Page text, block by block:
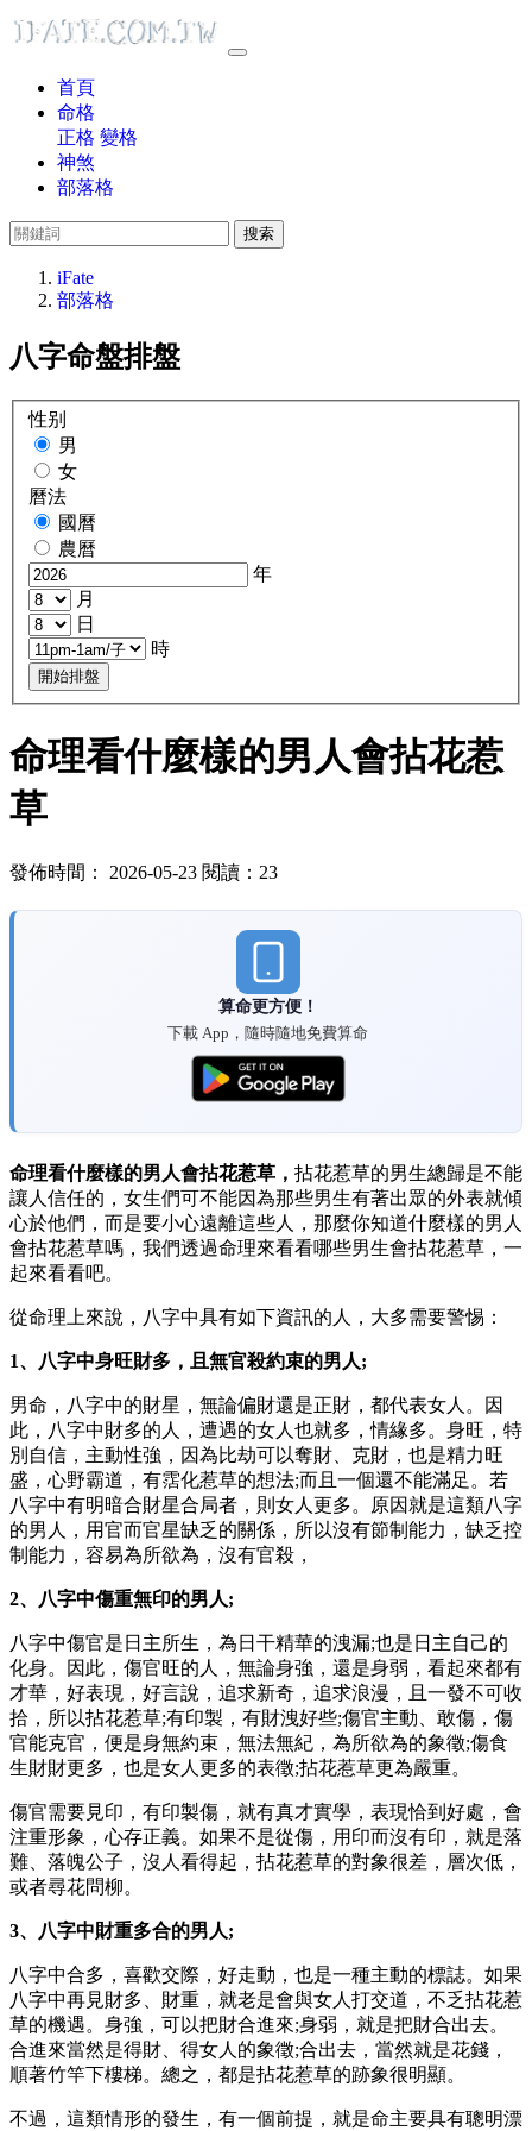
首頁
命格
正格 變格
神煞
部落格
搜索
iFate
部落格
八字命盤排盤
性别
男
女
曆法
國曆
農曆
年
月
日
時
開始排盤
命理看什麼樣的男人會拈花惹
草
發佈時間： 2026-05-23 閱讀：23
算命更方便！
下載 App，隨時隨地免費算命
命理看什麼樣的男人會拈花惹草， 拈花惹草的男生總歸是不能
讓人信任的，女生們可不能因為那些男生有著出眾的外表就傾
心於他們，而是要小心遠離這些人，那麼你知道什麼樣的男人
會拈花惹草嗎，我們透過命理來看看哪些男生會拈花惹草，一
起來看看吧。
從命理上來說，八字中具有如下資訊的人，大多需要警惕：
1、八字中身旺財多，且無官殺約束的男人;
男命，八字中的財星，無論偏財還是正財，都代表女人。因
此，八字中財多的人，遭遇的女人也就多，情緣多。身旺，特
別自信，主動性強，因為比劫可以奪財、克財，也是精力旺
盛，心野霸道，有霑化惹草的想法;而且一個還不能滿足。若
八字中有明暗合財星合局者，則女人更多。原因就是這類八字
的男人，用官而官星缺乏的關係，所以沒有節制能力，缺乏控
制能力，容易為所欲為，沒有官殺，
2、八字中傷重無印的男人;
八字中傷官是日主所生，為日干精華的洩漏;也是日主自己的
化身。因此，傷官旺的人，無論身強，還是身弱，看起來都有
才華，好表現，好言說，追求新奇，追求浪漫，且一發不可收
拾，所以拈花惹草;有印製，有財洩好些;傷官主動、敢傷，傷
官能克官，便是身無約束，無法無紀，為所欲為的象徵;傷食
生財財更多，也是女人更多的表徵;拈花惹草更為嚴重。
傷官需要見印，有印製傷，就有真才實學，表現恰到好處，會
注重形象，心存正義。如果不是從傷，用印而沒有印，就是落
難、落魄公子，沒人看得起，拈花惹草的對象很差，層次低，
或者尋花問柳。
3、八字中財重多合的男人;
八字中合多，喜歡交際，好走動，也是一種主動的標誌。如果
八字中再見財多、財重，就老是會與女人打交道，不乏拈花惹
草的機遇。身強，可以把財合進來;身弱，就是把財合出去。
合進來當然是得財、得女人的象徵;合出去，當然就是花錢，
順著竹竿下樓梯。總之，都是拈花惹草的跡象很明顯。
不過，這類情形的發生，有一個前提，就是命主要具有聰明漂